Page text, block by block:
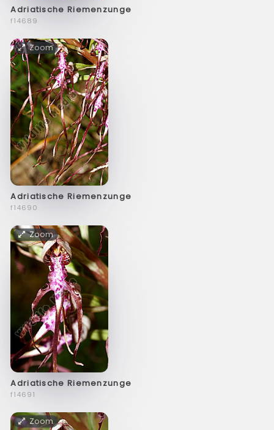
Adriatische Riemenzunge
f14689
Zoom
Adriatische Riemenzunge
f14690
Zoom
Adriatische Riemenzunge
f14691
Zoom